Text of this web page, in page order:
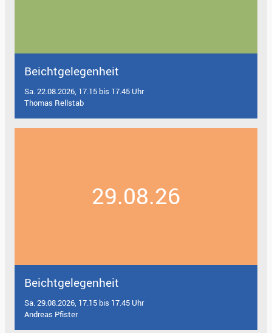
Beichtgelegenheit
Sa. 22.08.2026, 17.15 bis 17.45 Uhr
Thomas Rellstab
29.08.26
Beichtgelegenheit
Sa. 29.08.2026, 17.15 bis 17.45 Uhr
Andreas Pfister